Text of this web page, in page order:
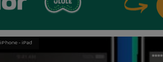
iPhone - iPad